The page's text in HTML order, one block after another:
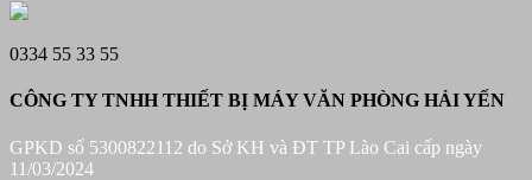
0334 55 33 55
CÔNG TY TNHH THIẾT BỊ MÁY VĂN PHÒNG HẢI YẾN
GPKD số 5300822112 do Sở KH và ĐT TP Lào Cai cấp ngày
11/03/2024